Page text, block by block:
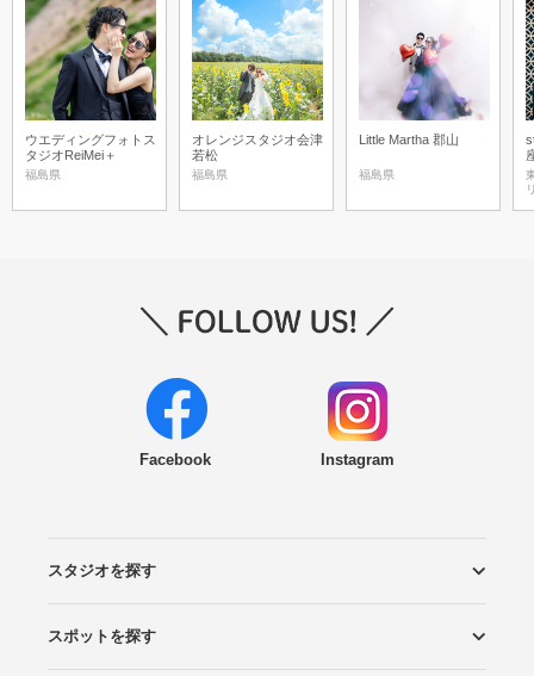
ウエディングフォトス
タジオReiMei＋
福島県
オレンジスタジオ会津
若松
福島県
Little Martha 郡山
福島県
Facebook Instagram
スタジオを探す
エリアから探す
こだわりから探す
NEW PHOTO STYLE
プランから探す
フォトタイプ診断
フォトグラファーから探す
国内リゾートから探す
スポットを探す